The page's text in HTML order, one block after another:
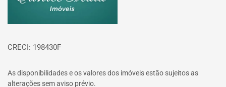
CRECI: 198430F
As disponibilidades e os valores dos imóveis estão sujeitos as
alterações sem aviso prévio.